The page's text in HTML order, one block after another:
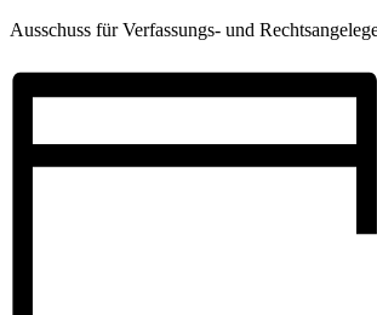
Ausschuss für Verfassungs- und